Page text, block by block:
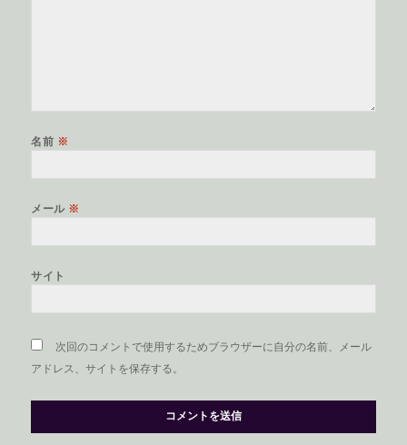
名前 ※
メール ※
サイト
次回のコメントで使用するためブラウザーに自分の名前、メール
アドレス、サイトを保存する。